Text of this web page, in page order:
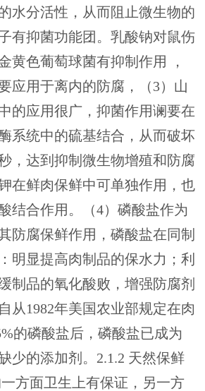
水分活性，从而阻止微生物的
有抑菌功能团。乳酸钠对鼠伤
黄色葡萄球菌有抑制作用 ，
应用于离内的防腐，（3）山
的应用很广，抑菌作用谰要在
系统中的硫基结合，从而破坏
，达到抑制微生物增殖和防腐
在鲜肉保鲜中可单独作用，也
结合作用。（4）磷酸盐作为
防腐保鲜作用，磷酸盐在同制
明显提高肉制品的保水力；利
制品的氧化酸败，增强防腐剂
从1982年美国农业部规定在肉
的磷酸盐后，磷酸盐已成为
少的添加剂。2.1.2 天然保鲜
方面卫生上有保证，另一方